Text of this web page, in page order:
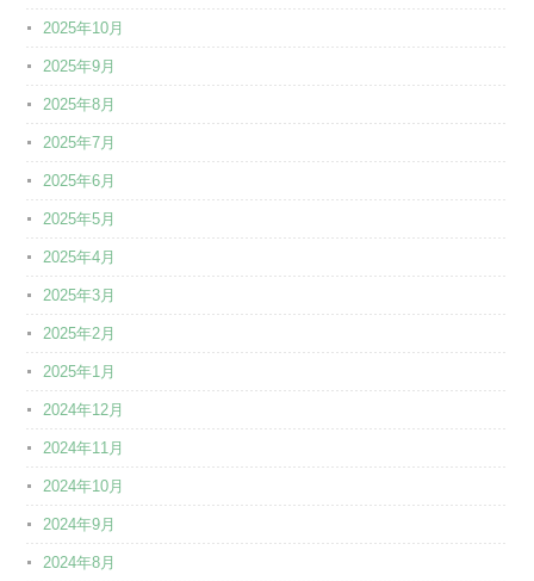
2025年10月
2025年9月
2025年8月
2025年7月
2025年6月
2025年5月
2025年4月
2025年3月
2025年2月
2025年1月
2024年12月
2024年11月
2024年10月
2024年9月
2024年8月